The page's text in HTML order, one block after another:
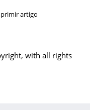
artigo
with all rights